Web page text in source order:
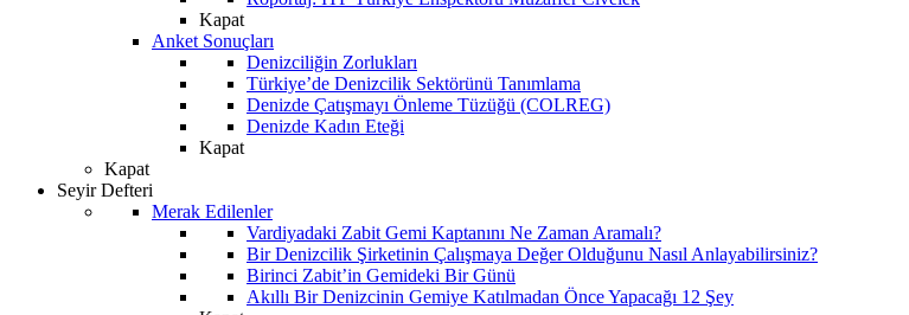
Kapat
Anket Sonuçları
Denizciliğin Zorlukları
Türkiye’de Denizcilik Sektörünü Tanımlama
Denizde Çatışmayı Önleme Tüzüğü (COLREG)
Denizde Kadın Eteği
Kapat
Kapat
Seyir Defteri
Merak Edilenler
Vardiyadaki Zabit Gemi Kaptanını Ne Zaman Aramalı?
Bir Denizcilik Şirketinin Çalışmaya Değer Olduğunu Nasıl Anlayabilirsiniz?
Birinci Zabit’in Gemideki Bir Günü
Akıllı Bir Denizcinin Gemiye Katılmadan Önce Yapacağı 12 Şey